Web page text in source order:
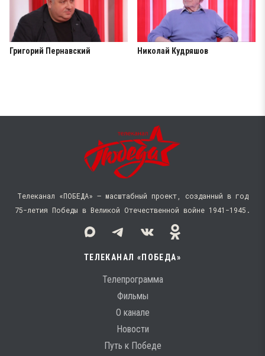
Григорий Пернавский Николай Кудряшов
Телеканал «ПОБЕДА» — масштабный проект, созданный в год
75-летия Победы в Великой Отечественной войне 1941−1945.
ТЕЛЕКАНАЛ «ПОБЕДА»
Телепрограмма
Фильмы
О канале
Новости
Путь к Победе